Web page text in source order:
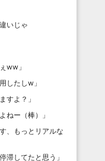
いじゃ
ww 」
したしw 」
すよ？ 」
ねー（棒）
」
、もっとリアルな
滞してたと思う 」